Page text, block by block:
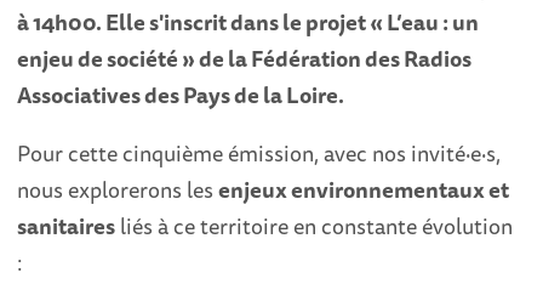
à 14h00.Elle s'inscrit dans le projet « L’eau : un
enjeu de société » de la Fédération des Radios
Associatives des Pays de la Loire.
Pour cette cinquième émission, avec nos invité·e·s,
nous explorerons lesenjeux environnementaux et
sanitairesliés à ce territoire en constante évolution
: